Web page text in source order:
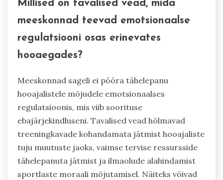
Millised on tavalised vead, mida
meeskonnad teevad emotsionaalse
regulatsiooni osas erinevates
hooaegades?
Meeskonnad sageli ei pööra tähelepanu
hooajalistele mõjudele emotsionaalses
regulatsioonis, mis viib soorituse
ebajärjekindluseni. Tavalised vead hõlmavad
treeningkavade kohandamata jätmist hooajaliste
tuju muutuste jaoks, vaimse tervise ressursside
tähelepanuta jätmist ja ilmaolude alahindamist
sportlaste moraali mõjutamisel. Näiteks võivad